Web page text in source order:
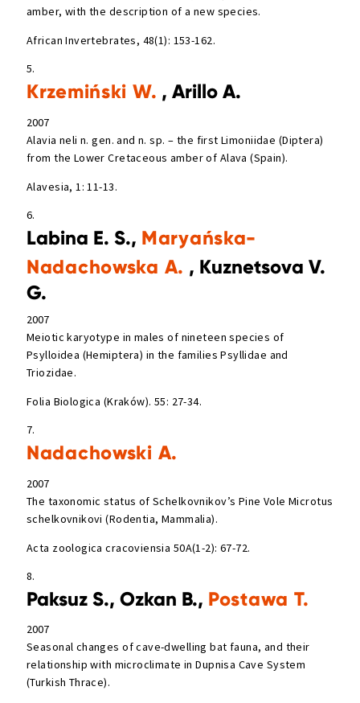
amber, with the description of a new species.
African Invertebrates, 48(1): 153-162.
5.
Krzemiński W. , Arillo A.
2007
Alavia neli n. gen. and n. sp. – the first Limoniidae (Diptera)
from the Lower Cretaceous amber of Alava (Spain).
Alavesia, 1: 11-13.
6.
Labina E. S., Maryańska-
Nadachowska A. , Kuznetsova V.
G.
2007
Meiotic karyotype in males of nineteen species of
Psylloidea (Hemiptera) in the families Psyllidae and
Triozidae.
Folia Biologica (Kraków). 55: 27-34.
7.
Nadachowski A.
2007
The taxonomic status of Schelkovnikov’s Pine Vole Microtus
schelkovnikovi (Rodentia, Mammalia).
Acta zoologica cracoviensia 50A(1-2): 67-72.
8.
Paksuz S., Ozkan B., Postawa T.
2007
Seasonal changes of cave-dwelling bat fauna, and their
relationship with microclimate in Dupnisa Cave System
(Turkish Thrace).